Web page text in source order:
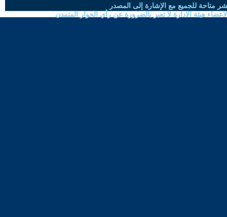
متاحة للجميع مع الإشارة إلى المصدر
هيئة الادارة لا تعبر بالضرورة عن رأي الحوار المتمدن